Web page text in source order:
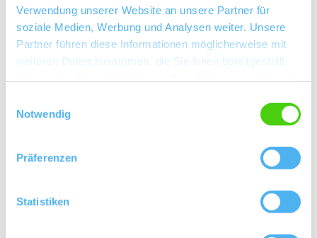
Verwendung unserer Website an unsere Partner für
soziale Medien, Werbung und Analysen weiter. Unsere
Partner führen diese Informationen möglicherweise mit
weiteren Daten zusammen, die Sie ihnen bereitgestellt
Notwendig
Präferenzen
Statistiken
Öffnungszeiten